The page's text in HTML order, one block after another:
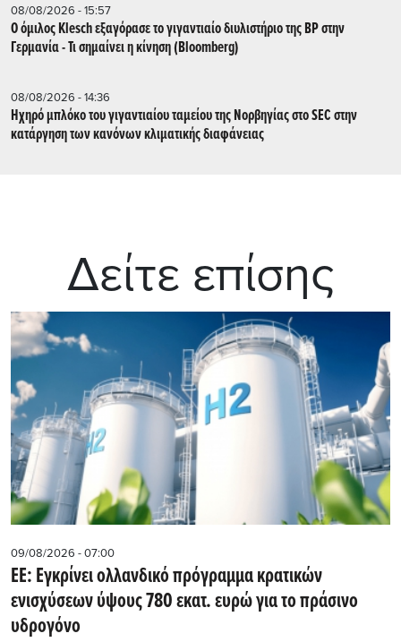
08/08/2026 - 15:57
Ο όμιλος Klesch εξαγόρασε το γιγαντιαίο διυλιστήριο της BP στην
Γερμανία - Τι σημαίνει η κίνηση (Βloomberg)
08/08/2026 - 14:36
Ηχηρό μπλόκο του γιγαντιαίου ταμείου της Νορβηγίας στο SEC στην
κατάργηση των κανόνων κλιματικής διαφάνειας
Δείτε επίσης
09/08/2026 - 07:00
ΕΕ: Εγκρίνει ολλανδικό πρόγραμμα κρατικών
ενισχύσεων ύψους 780 εκατ. ευρώ για το πράσινο
υδρογόνο